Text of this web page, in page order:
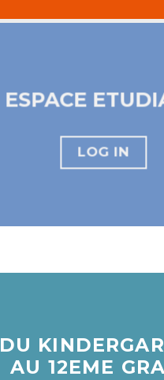
ESPACE
LOG IN
DU
AU 12EME